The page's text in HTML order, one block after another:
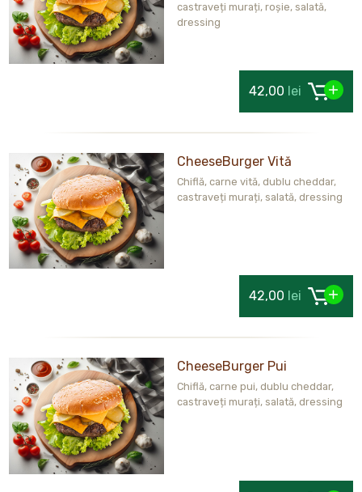
castraveți murați, roșie, salată,
dressing
42,00 lei
CheeseBurger Vită
Chiflă, carne vită, dublu cheddar,
castraveți murați, salată, dressing
42,00 lei
CheeseBurger Pui
Chiflă, carne pui, dublu cheddar,
castraveți murați, salată, dressing